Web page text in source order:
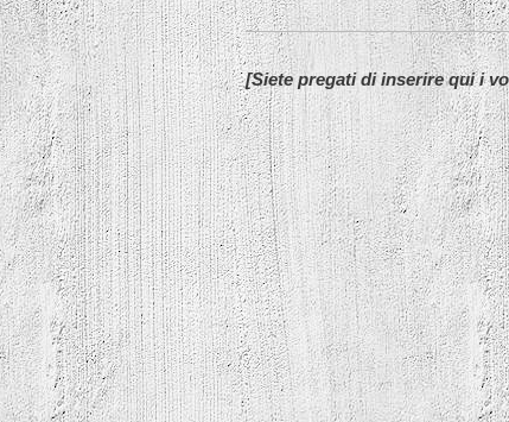
[Siete pregati di inserire qui i